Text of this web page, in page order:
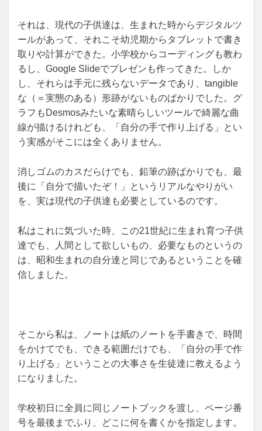
それは、現代の子供達は、生まれた時からデジタルツ
ールがあって、それこそ幼児期からタブレットで書き
取りや計算ができた。小学校からコーディングも教わ
るし、Google Slideでプレゼンも作ってきた。しか
し、それらは手元に残らないデータであり、tangible
な（＝実態のある）形跡がないものばかりでした。グ
ラフもDesmosみたいな素晴らしいツールで綺麗な曲
線が描けるけれども、「自分の手で作り上げる」とい
う実感がそこには全くありません。
消しゴムのカスだらけでも、鉛筆の跡ばかりでも、最
後に「自分で描いたぞ！」というリアルなやりがい
を、実は現代の子供達も必要としているのです。
私はこれに気づいた時、この21世紀に生まれ育つ子供
達でも、人間として欲しいもの、必要なものというの
は、昭和生まれの自分達と同じであるということを確
信しました。
そこから私は、ノートは紙のノートを手書きで、時間
をかけてでも、できる範囲だけでも、「自分の手で作
り上げる」ということの大事さを生徒達に教えるよう
になりました。
学校初日に全員に同じノートブックを渡し、ページ番
号を最後までふり、どこに何を書くかを指定します。